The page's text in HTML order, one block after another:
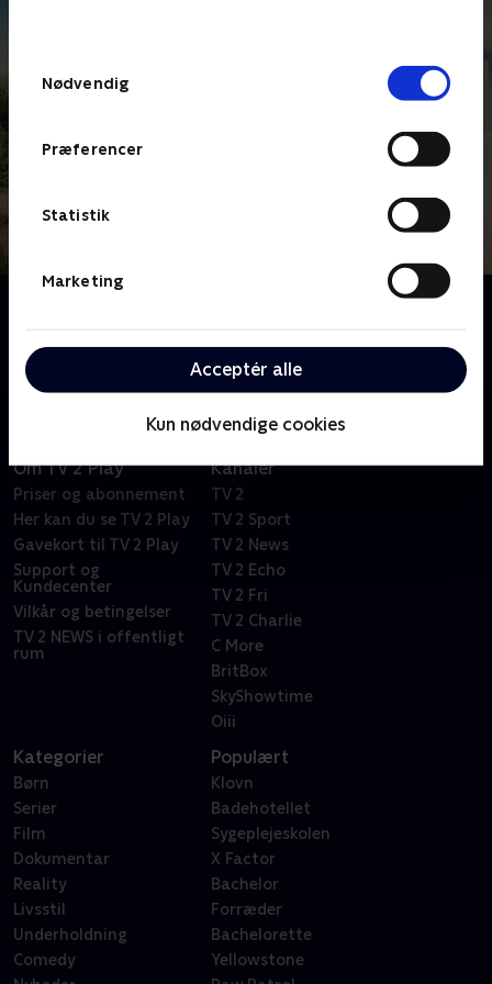
Nødvendig
Præferencer
Statistik
Marketing
Acceptér alle
Kun nødvendige cookies
storstilede dramaserie.
Om TV 2 Play
Priser og abonnement
Her kan du se TV 2 Play
Gavekort til TV 2 Play
Support og
Kundecenter
Vilkår og betingelser
TV 2 NEWS i offentligt
rum
Kanaler
TV 2
TV 2 Sport
TV 2 News
TV 2 Echo
TV 2 Fri
TV 2 Charlie
C More
BritBox
SkyShowtime
Oiii
Kategorier
Børn
Serier
Film
Dokumentar
Reality
Livsstil
Underholdning
Comedy
Populært
Klovn
Badehotellet
Sygeplejeskolen
X Factor
Bachelor
Forræder
Bachelorette
Yellowstone